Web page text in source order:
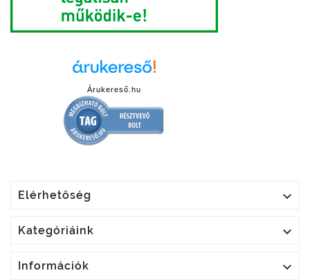
Árukereső.hu
Elérhetőség 
Kategóriáink 
Információk 